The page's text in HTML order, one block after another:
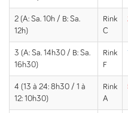
2 (A: Sa. 10h / B: Sa.
12h)
Rink
C
3 (A: Sa. 14h30 / B: Sa.
16h30)
Rink
F
4 (13 à 24: 8h30 / 1 à
12: 10h30)
Rink
A